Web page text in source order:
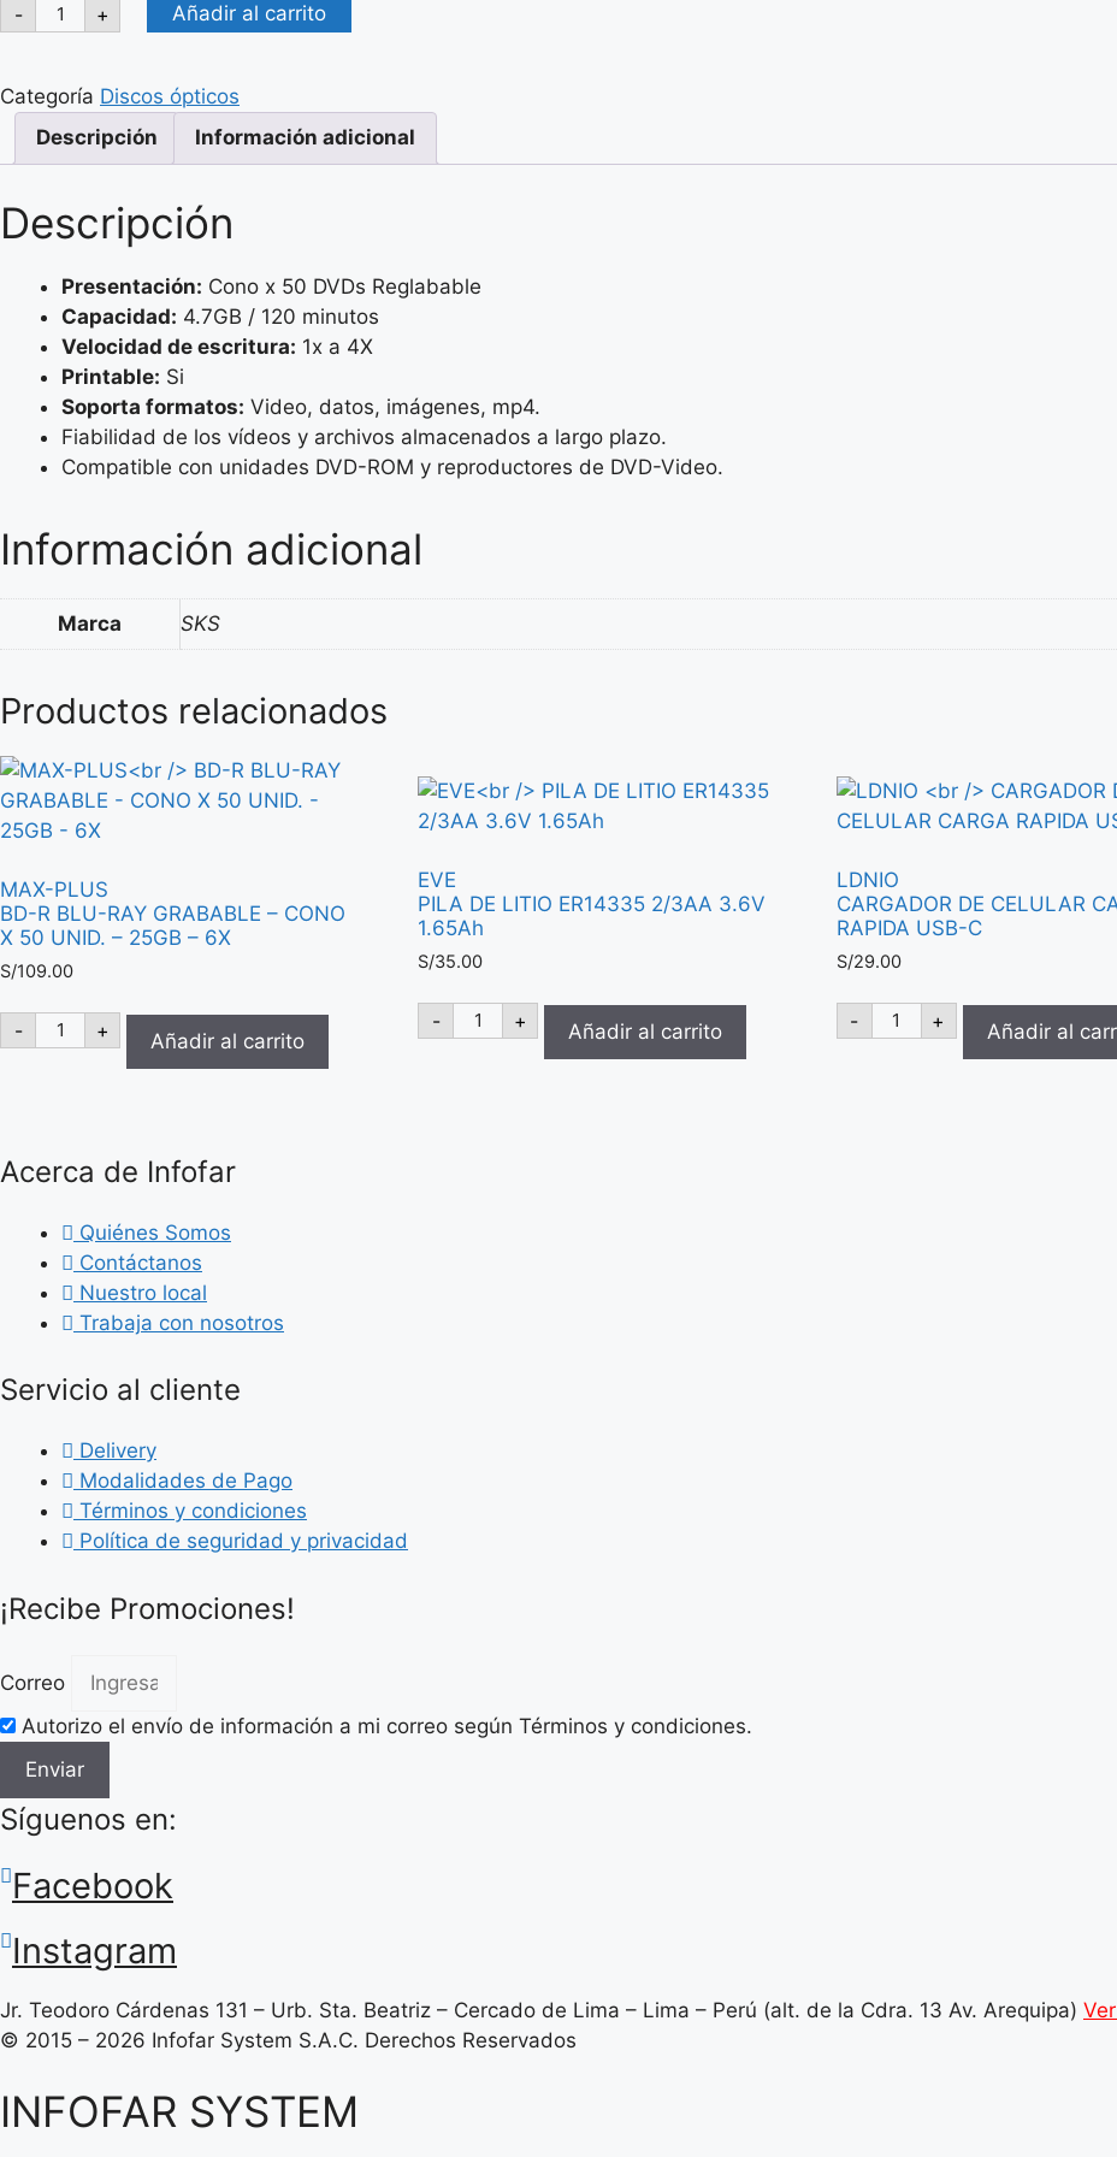
-
DVD+RW
CONO
X
50
UNID.
-
-
4X
+ Añadir al carrito
Categoría Discos ópticos
Descripción
Información adicional
Descripción
Presentación: Cono x 50 DVDs Reglabable
Capacidad: 4.7GB / 120 minutos
Velocidad de escritura: 1x a 4X
Printable: Si
Soporta formatos: Video, datos, imágenes, mp4.
Fiabilidad de los vídeos y archivos almacenados a largo plazo.
Compatible con unidades DVD-ROM y reproductores de DVD-Video.
Información adicional
Marca SKS
Productos relacionados
MAX-PLUS
BD-R BLU-RAY GRABABLE – CONO
X 50 UNID. – 25GB – 6X
S/109.00
- MAX-
PLUS
-
CONO
UNID.
-
25GB
6X
+ Añadir al carrito
EVE
PILA DE LITIO ER14335 2/3AA 3.6V
1.65Ah
S/35.00
- EVE
PILA
+ Añadir al carrito
LDNIO
CARGADOR DE CELULAR
RAPIDA USB-C
S/29.00
- LDNIO
CARGADOR
+ Añadir al
Acerca de Infofar
Quiénes Somos
Contáctanos
Nuestro local
Trabaja con nosotros
Servicio al cliente
Delivery
Modalidades de Pago
Términos y condiciones
Política de seguridad y privacidad
¡Recibe Promociones!
Correo
Autorizo el envío de información a mi correo según Términos y condiciones.
Enviar
Síguenos en:
Facebook
Instagram
Jr. Teodoro Cárdenas 131 – Urb. Sta. Beatriz – Cercado de Lima – Lima – Perú (alt. de la Cdra. 13 Av. Arequipa)
© 2015 – 2026 Infofar System S.A.C. Derechos Reservados
INFOFAR SYSTEM